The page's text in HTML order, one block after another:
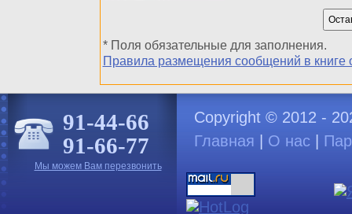
* Поля обязательные для заполнения.
Правила размещения сообщений в книге
91-44-66
91-66-77
Мы можем Вам перезвонить
Copyright © 2012 -
Главная
О нас